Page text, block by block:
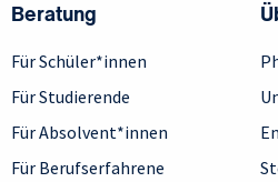
Beratung
Für Schüler*innen
Für Studierende
Für Absolvent*innen
Für Berufserfahrene